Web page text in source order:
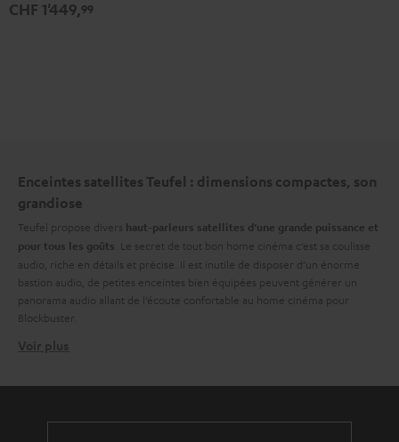
CHF 1'449,99
Enceintes satellites Teufel : dimensions compactes, son
grandiose
Teufel propose divers haut-parleurs satellites d’une grande puissance et
pour tous les goûts . Le secret de tout bon home cinéma c’est sa coulisse
audio, riche en détails et précise. Il est inutile de disposer d’un énorme
bastion audio, de petites enceintes bien équipées peuvent générer un
panorama audio allant de l’écoute confortable au home cinéma pour
Blockbuster.